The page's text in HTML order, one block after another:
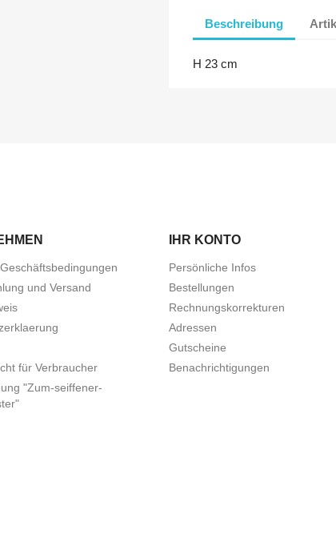
Beschreibung
H 23 cm
und Versand
für Verbraucher
"Zum-seiffener-
IHR KONTO
Persönliche Infos
Bestellungen
Rechnungskorrekturen
Adressen
Gutscheine
Benachrichtigungen